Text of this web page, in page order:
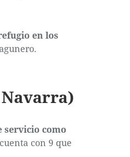
en los
servicio como
con 9 que